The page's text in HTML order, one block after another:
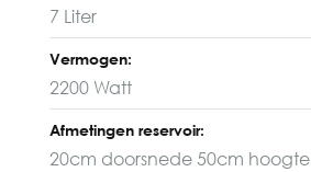
7 Liter
Vermogen:
2200 Watt
Afmetingen reservoir:
20cm doorsnede 50cm hoogte